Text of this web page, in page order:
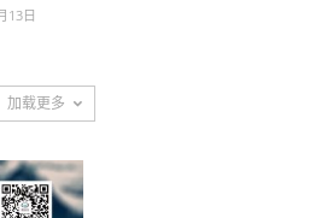
13日
加载更多